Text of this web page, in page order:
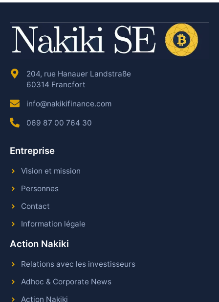
204, rue Hanauer Landstraße
60314 Francfort
info@nakikifinance.com
069 87 00 764 30
Entreprise
Vision et mission
Personnes
Contact
Information légale
Action Nakiki
Relations avec les investisseurs
Adhoc & Corporate News
Action Nakiki